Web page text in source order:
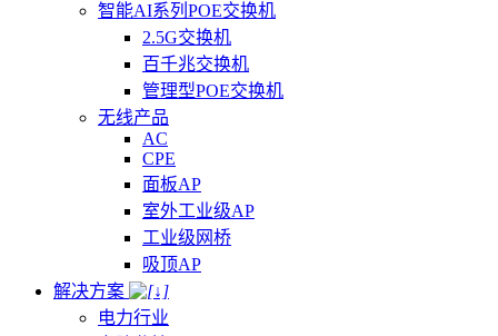
智能AI系列POE交换机
2.5G交换机
百千兆交换机
管理型POE交换机
无线产品
AC
CPE
面板AP
室外工业级AP
工业级网桥
吸顶AP
解决方案
电力行业